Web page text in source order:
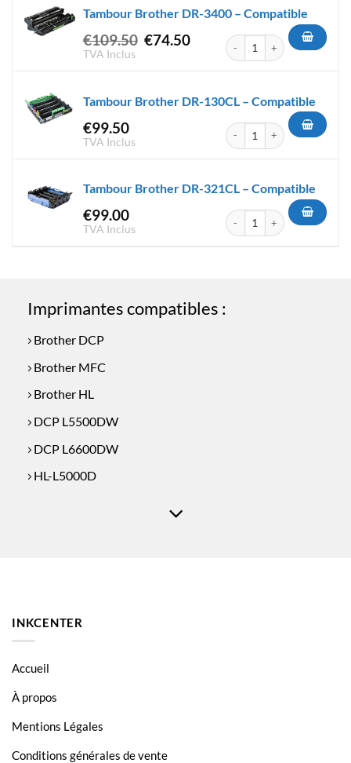
Tambour Brother DR-3400 – Compatible
€109.50 Le
€109.50.
€74.50Le
€74.50.
TVA Inclus
quantité de Tambour Brother
Tambour Brother DR-130CL – Compatible
€99.50
TVA Inclus
quantité de Tambour Brother
Tambour Brother DR-321CL – Compatible
€99.00
TVA Inclus
quantité de Tambour Brother
Imprimantes compatibles :
Brother DCP
Brother MFC
Brother HL
DCP L5500DW
DCP L6600DW
HL-L5000D
HL-L6300DWT
HL-L6400DW
HL-L6400DWT
HL-L6400DWTT
INKCENTER
Accueil
À propos
Mentions Légales
Conditions générales de vente